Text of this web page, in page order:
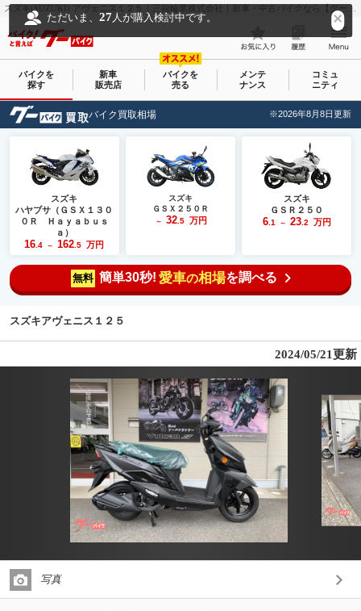
スズキ(SUZUKI) アヴェニス１２５｜三福輪業株式会社｜新車・中古バイクなら【グーバイク(GooBike)】
ただいま、27 人が購入検討中です。
バイクを
探す
新車
販売店
バイクを
売る
メンテ
ナンス
コミュ
ニティ
バイク買取相場 ※2026年8月8日更新
スズキ
ハヤブサ（ＧＳＸ１３０
０Ｒ Ｈａｙａｂｕｓ
ａ）
16 .4 ～ 162 .5 万円
スズキ
ＧＳＸ２５０Ｒ
～ 32.5 万円
スズキ
ＧＳＲ２５０
6.1 ～ 23.2 万円
無料 簡単30秒! 愛車の相場を調べる
スズキアヴェニス１２５
2024/05/21更新
写真